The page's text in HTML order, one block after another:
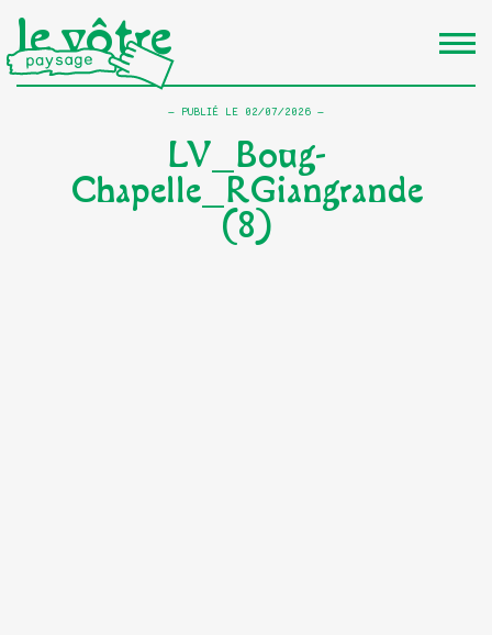
le vôtre
PUBLIÉ LE 02/07/2026
LV_Boug-
Chapelle_RGiangrande
(8)